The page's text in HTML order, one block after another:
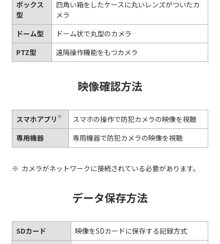
ボックス
型
四角い箱をしたケースに丸いレンズがついたカ
メラ
ドーム型
ドーム状で丸型のカメラ
PTZ型
遠隔操作機能をもつカメラ
映像確認方法
スマホアプリ ※
スマホの操作で防犯カメラの映像を視聴
専用機器
専用機器で防犯カメラの映像を視聴
カメラがネットワークに接続されている必要があります。
データ保存方法
SDカード
映像をSDカードに保存する記録方式